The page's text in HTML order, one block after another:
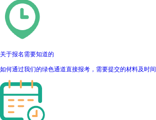
关于报名需要知道的
如何通过我们的绿色通道直接报考，需要提交的材料及时间